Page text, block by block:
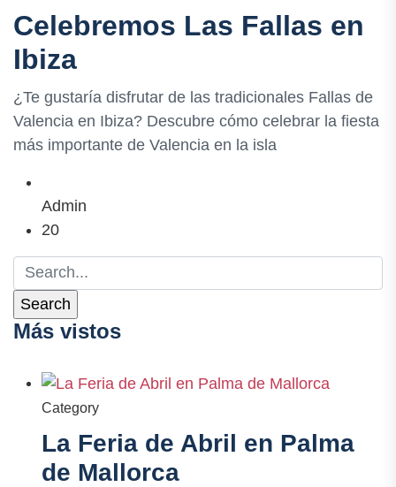
Celebremos Las Fallas en
Ibiza
¿Te gustaría disfrutar de las tradicionales Fallas de
Valencia en Ibiza? Descubre cómo celebrar la fiesta
más importante de Valencia en la isla
Admin
20
Más vistos
Category
La Feria de Abril en Palma
de Mallorca